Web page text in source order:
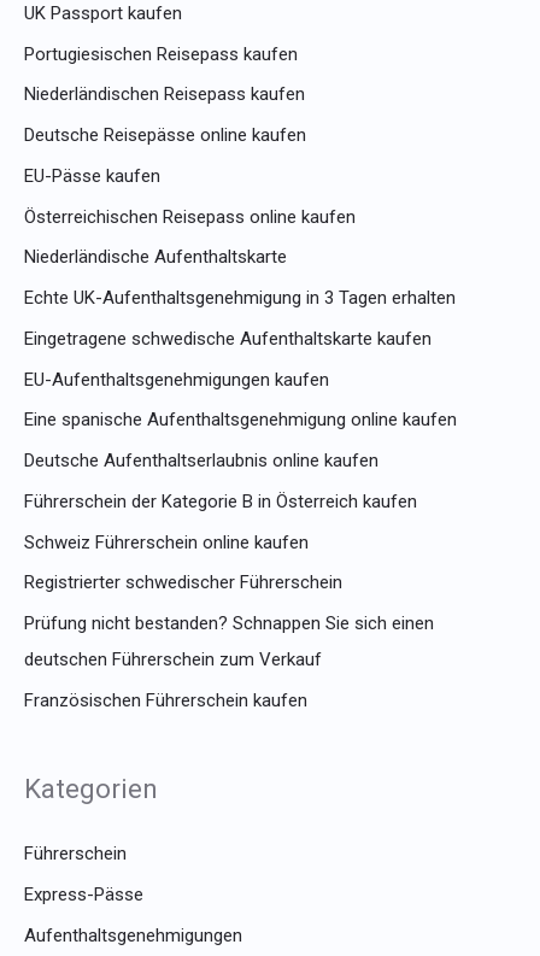
UK Passport kaufen
Portugiesischen Reisepass kaufen
Niederländischen Reisepass kaufen
Deutsche Reisepässe online kaufen
EU-Pässe kaufen
Österreichischen Reisepass online kaufen
Niederländische Aufenthaltskarte
Echte UK-Aufenthaltsgenehmigung in 3 Tagen erhalten
Eingetragene schwedische Aufenthaltskarte kaufen
EU-Aufenthaltsgenehmigungen kaufen
Eine spanische Aufenthaltsgenehmigung online kaufen
Deutsche Aufenthaltserlaubnis online kaufen
Führerschein der Kategorie B in Österreich kaufen
Schweiz Führerschein online kaufen
Registrierter schwedischer Führerschein
Prüfung nicht bestanden? Schnappen Sie sich einen
deutschen Führerschein zum Verkauf
Französischen Führerschein kaufen
Kategorien
Führerschein
Express-Pässe
Aufenthaltsgenehmigungen